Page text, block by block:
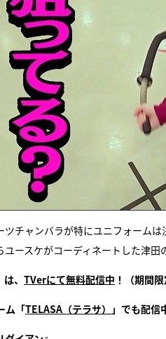
ツチャンバラが特にユニフォーム
ユースケがコーディネートした津
、 TVerにて無料配信中 ！（期間
ム「TELASA（テラサ） 」でも配信